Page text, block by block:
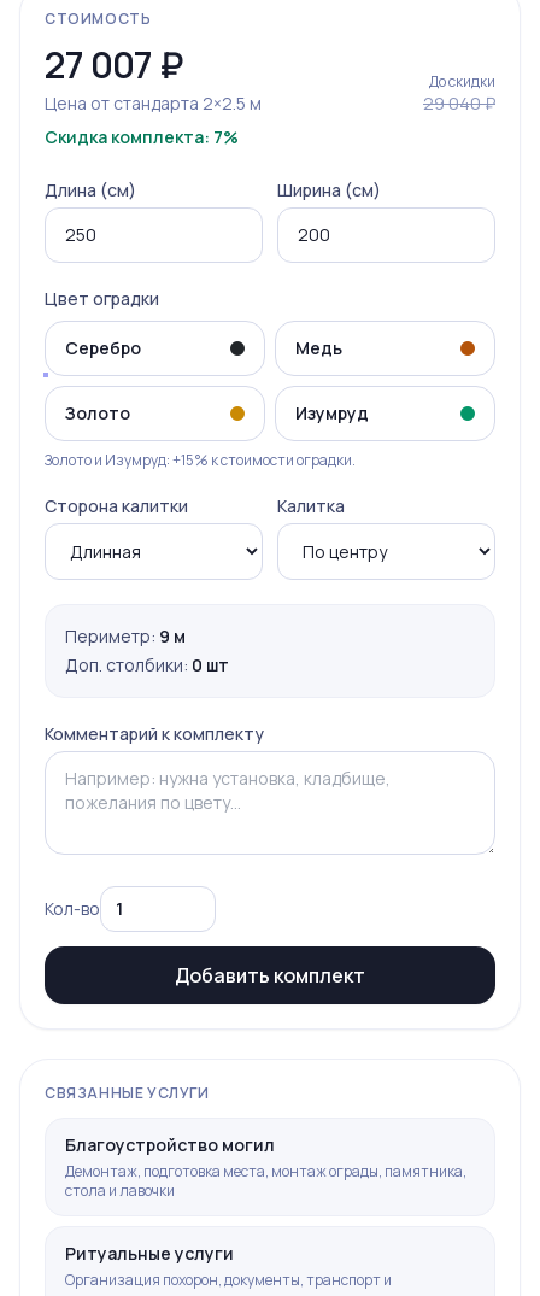
СТОИМОСТЬ
27 007 ₽
Цена от стандарта 2×2.5 м
До скидки
29 040 ₽
Скидка комплекта: 7%
Длина (см) Ширина (см)
Цвет оградки
Серебро Медь
Золото Изумруд
Золото и Изумруд: +15% к стоимости оградки.
Сторона калитки Калитка
Периметр: 9 м
Доп. столбики: 0 шт
Комментарий к комплекту
Кол-во
Добавить комплект
СВЯЗАННЫЕ УСЛУГИ
Благоустройство могил
Демонтаж, подготовка места, монтаж ограды, памятника,
стола и лавочки
Ритуальные услуги
Организация похорон, документы, транспорт и